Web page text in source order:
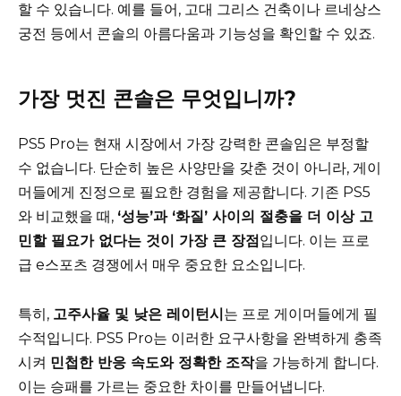
할 수 있습니다. 예를 들어, 고대 그리스 건축이나 르네상스
궁전 등에서 콘솔의 아름다움과 기능성을 확인할 수 있죠.
가장 멋진 콘솔은 무엇입니까?
PS5 Pro는 현재 시장에서 가장 강력한 콘솔임은 부정할
수 없습니다. 단순히 높은 사양만을 갖춘 것이 아니라, 게이
머들에게 진정으로 필요한 경험을 제공합니다. 기존 PS5
와 비교했을 때, ‘성능’과 ‘화질’ 사이의 절충을 더 이상 고
민할 필요가 없다는 것이 가장 큰 장점 입니다. 이는 프로
급 e스포츠 경쟁에서 매우 중요한 요소입니다.
특히, 고주사율 및 낮은 레이턴시는 프로 게이머들에게 필
수적입니다. PS5 Pro는 이러한 요구사항을 완벽하게 충족
시켜 민첩한 반응 속도와 정확한 조작을 가능하게 합니다.
이는 승패를 가르는 중요한 차이를 만들어냅니다.